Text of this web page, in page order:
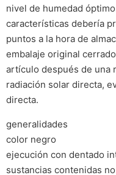
nivel de humedad
características debería
puntos a la hora de
embalaje original
artículo después de una
radiación solar directa,
directa.
generalidades
color negro
ejecución con dentado
sustancias contenidas